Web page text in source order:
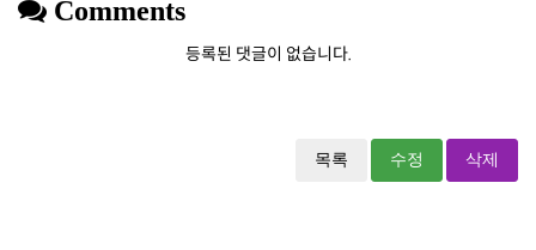
Comments
등록된 댓글이 없습니다.
목록 수정 삭제